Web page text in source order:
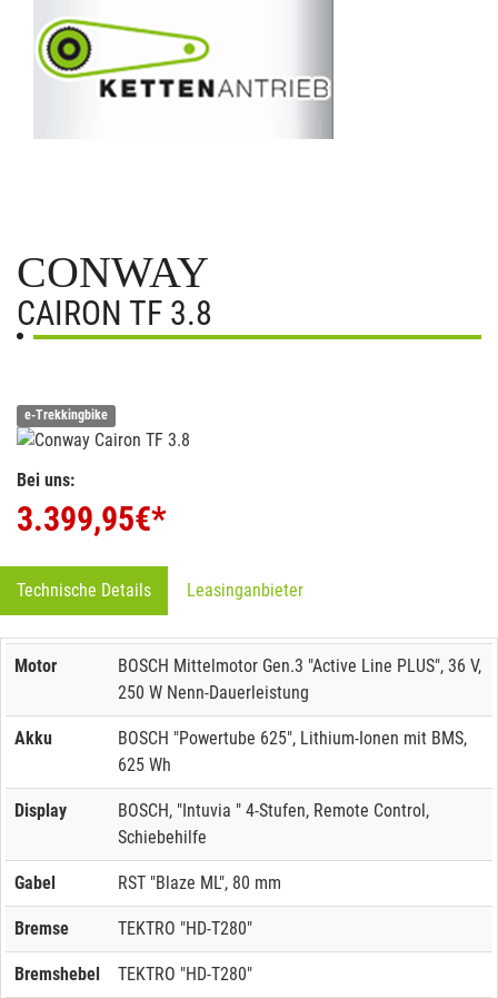
CONWAY
CAIRON TF 3.8
e-Trekkingbike
Bei uns:
3.399,95€*
Technische Details Leasinganbieter
Motor
BOSCH Mittelmotor Gen.3 "Active Line PLUS", 36 V,
250 W Nenn-Dauerleistung
Akku
BOSCH "Powertube 625", Lithium-Ionen mit BMS,
625 Wh
Display
BOSCH, "Intuvia " 4-Stufen, Remote Control,
Schiebehilfe
Gabel RST "Blaze ML", 80 mm
Bremse TEKTRO "HD-T280"
Bremshebel TEKTRO "HD-T280"